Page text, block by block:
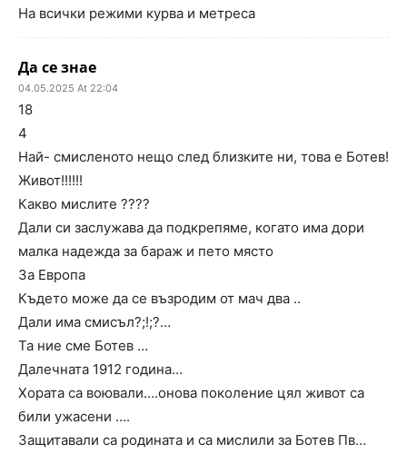
На всички режими курва и метреса
Да се знае
04.05.2025 At 22:04
18
4
Най- смисленото нещо след близките ни, това е Ботев!
Живот!!!!!!
Какво мислите ????
Дали си заслужава да подкрепяме, когато има дори
малка надежда за бараж и пето място
За Европа
Където може да се възродим от мач два ..
Дали има смисъл?;!;?…
Та ние сме Ботев …
Далечната 1912 година…
Хората са воювали….онова поколение цял живот са
били ужасени ….
Защитавали са родината и са мислили за Ботев Пв…